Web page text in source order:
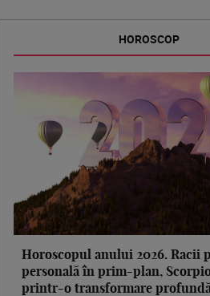
HOROSCOP
Horoscopul anului 2026. Racii
personală în prim-plan,
printr-o transformare profundă